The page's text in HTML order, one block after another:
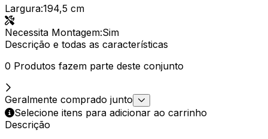
Largura:194,5 cm
Necessita Montagem:Sim
Descrição e todas as características
0 Produtos fazem parte deste conjunto
Geralmente comprado junto
Selecione itens para adicionar ao carrinho
Descrição